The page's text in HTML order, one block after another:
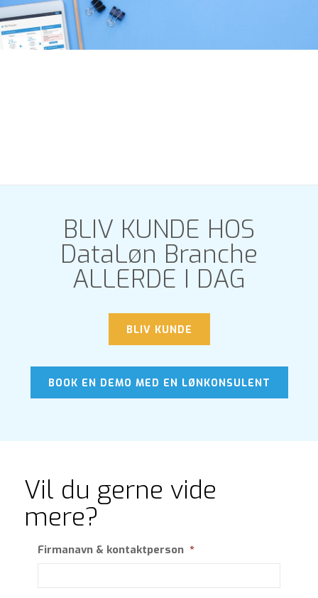
BLIV KUNDE HOS
DataLøn Branche
ALLERDE I DAG
BLIV KUNDE
BOOK EN DEMO MED EN LØNKONSULENT
Vil du gerne vide
mere?
Firmanavn & kontaktperson *